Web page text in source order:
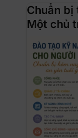
Chuẩn
Một chủ